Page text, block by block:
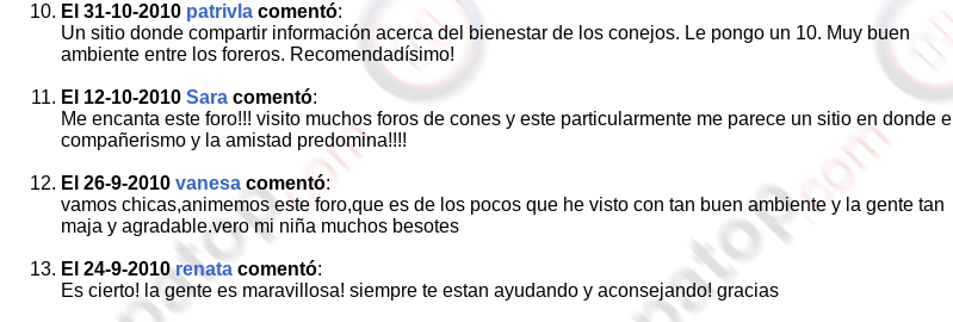
El 31-10-2010 patrivla comentó:
Un sitio donde compartir información acerca del bienestar de los conejos. Le pongo un 10. Muy buen
ambiente entre los foreros. Recomendadísimo!
El 12-10-2010 Sara comentó:
Me encanta este foro!!! visito muchos foros de cones y este particularmente me parece un sitio en donde el
compañerismo y la amistad predomina!!!!
El 26-9-2010 vanesa comentó:
vamos chicas,animemos este foro,que es de los pocos que he visto con tan buen ambiente y la gente tan
maja y agradable.vero mi niña muchos besotes
El 24-9-2010renata comentó:
Es cierto! la gente es maravillosa! siempre te estan ayudando y aconsejando! gracias